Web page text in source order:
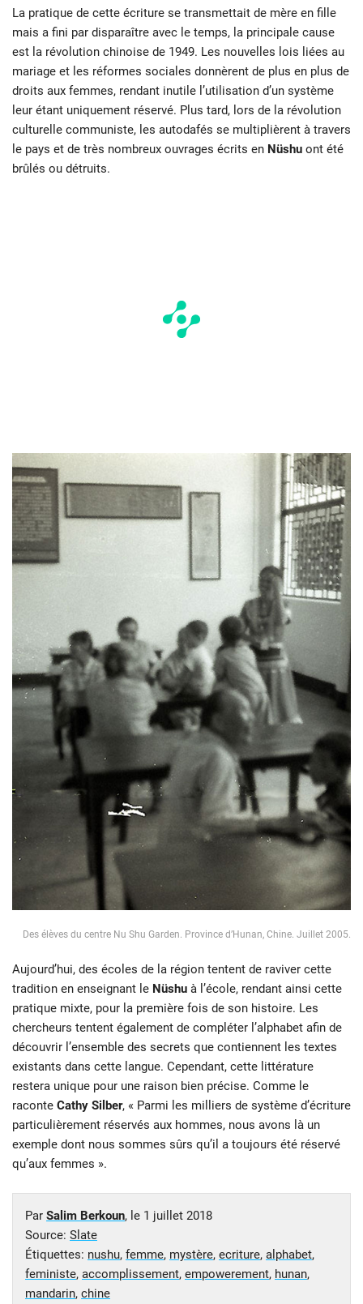
La pratique de cette écriture se transmettait de mère en fille
mais a fini par disparaître avec le temps, la principale cause
est la révolution chinoise de 1949. Les nouvelles lois liées au
mariage et les réformes sociales donnèrent de plus en plus de
droits aux femmes, rendant inutile l’utilisation d’un système
leur étant uniquement réservé. Plus tard, lors de la révolution
culturelle communiste, les autodafés se multiplièrent à travers
le pays et de très nombreux ouvrages écrits en Nüshu ont été
brûlés ou détruits.
Des élèves du centre Nu Shu Garden. Province d’Hunan, Chine. Juillet 2005.
Aujourd’hui, des écoles de la région tentent de raviver cette
tradition en enseignant le Nüshu à l’école, rendant ainsi cette
pratique mixte, pour la première fois de son histoire. Les
chercheurs tentent également de compléter l’alphabet afin de
découvrir l’ensemble des secrets que contiennent les textes
existants dans cette langue. Cependant, cette littérature
restera unique pour une raison bien précise. Comme le
raconte Cathy Silber, « Parmi les milliers de système d’écriture
particulièrement réservés aux hommes, nous avons là un
exemple dont nous sommes sûrs qu’il a toujours été réservé
qu’aux femmes ».
Par Salim Berkoun, le 1 juillet 2018
Source: Slate
Étiquettes: nushu, femme, mystère, ecriture, alphabet,
feministe, accomplissement, empowerement, hunan,
mandarin, chine